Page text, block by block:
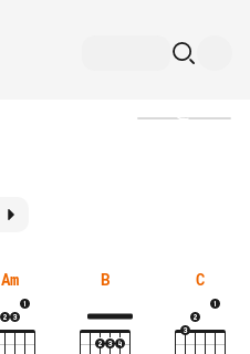
Am B C